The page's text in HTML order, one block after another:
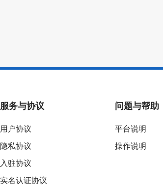
服务与协议
用户协议
隐私协议
入驻协议
实名认证协议
问题与帮助
平台说明
操作说明